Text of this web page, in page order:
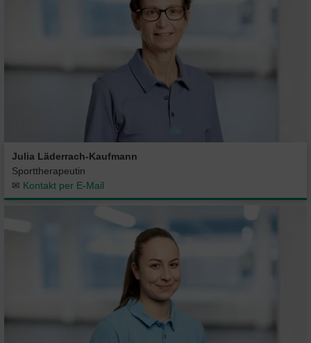
Julia Läderrach-Kaufmann
Sporttherapeutin
✉ Kontakt per E-Mail